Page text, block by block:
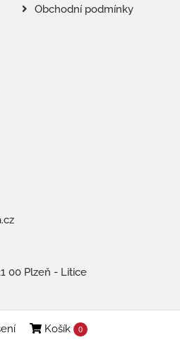
Košík 0
Obchodní podmínky
00 Plzeň - Litice
2026 | jdetorazdva